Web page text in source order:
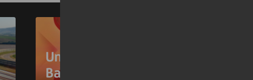
UniCredit è la Migliore
Banca d’Europa per il